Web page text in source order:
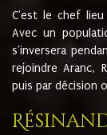
C'est le chef lieu
Avec un
s'inversera
rejoindre Aranc,
puis par décision